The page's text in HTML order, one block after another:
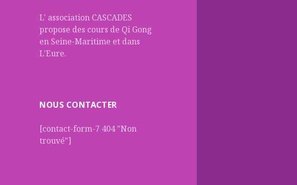
L' association CASCADES
propose des cours de Qi Gong
en Seine-Maritime et dans
L'Eure.
NOUS CONTACTER
[contact-form-7 404 "Non
trouvé"]